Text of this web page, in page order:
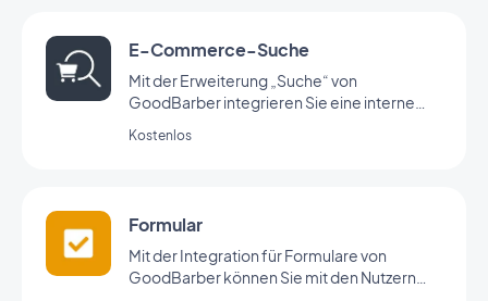
E-Commerce-Suche
Mit der Erweiterung „Suche“ von
GoodBarber integrieren Sie eine interne
Nutzer Ihre Produkte schnell finden können.
Kostenlos
Formular
Mit der Integration für Formulare von
GoodBarber können Sie mit den Nutzern